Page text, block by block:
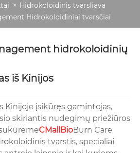
Hidrokoloidinis tvarsliava
Hidrokoloidiniai tvarsčiai
hidrokoloidinių
iš Kinijos
Kinijoje įsikūręs gamintojas,
skiriantis nudegimų priežiūros
CMallBioBurn Care
tvarstis, specialiai